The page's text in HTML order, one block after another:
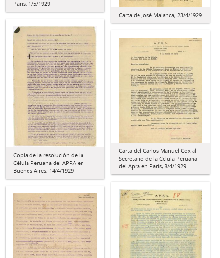
París, 1/5/1929
Carta de José Malanca, 23/4/1929
Copia de la resolución de la
Célula Peruana del APRA en
Buenos Aires, 14/4/1929
Carta del Carlos Manuel Cox al
Secretario de la Célula Peruana
del Apra en París, 8/4/1929